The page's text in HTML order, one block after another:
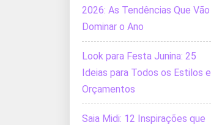
2026: As Tendências Que Vão
Dominar o Ano
Look para Festa Junina: 25
Ideias para Todos os Estilos e
Orçamentos
Saia Midi: 12 Inspirações que